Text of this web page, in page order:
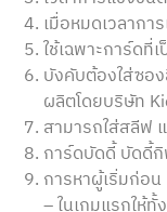
เมื่อหมดเวลาก
ใช้เฉพาะการ์ดที่
บังคับต้องใส่ซอ
ผลิตโดยบริษัท
สามารถใส่สลีฟ
การ์ดบัดดี้ บัดดี้กิ
การหาผู้เริ่มก่อน
– ในเกมแรกให้